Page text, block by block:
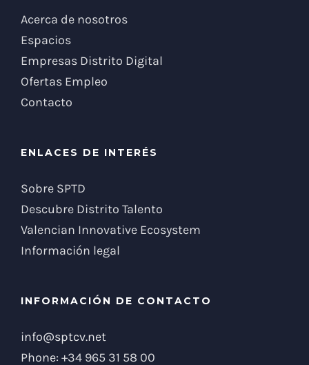
Acerca de nosotros
Espacios
Empresas Distrito Digital
Ofertas Empleo
Contacto
ENLACES DE INTERÉS
Sobre SPTD
Descubre Distrito Talento
Valencian Innovative Ecosystem
Información legal
INFORMACIÓN DE CONTACTO
info@sptcv.net
Phone: +34 965 31 58 00